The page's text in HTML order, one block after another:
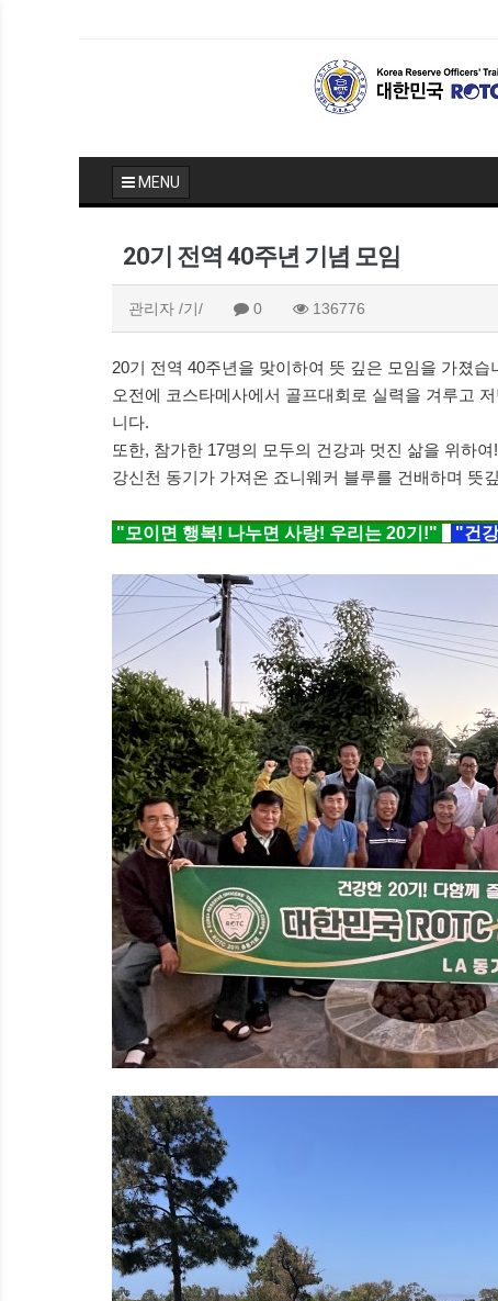
MENU
20기 전역 40주년 기념 모임
관리자 /기/ 0 136776
20기 전역 40주년을 맞이하여 뜻 깊은 모임을 가졌습
오전에 코스타메사에서 골프대회로 실력을 겨루고
니다.
또한, 참가한 17명의 모두의 건강과 멋진 삶을 위하여!
강신천 동기가 가져온 죠니웨커 블루를 건배하며 뜻
"모이면 행복! 나누면 사랑! 우리는 20기!" "건